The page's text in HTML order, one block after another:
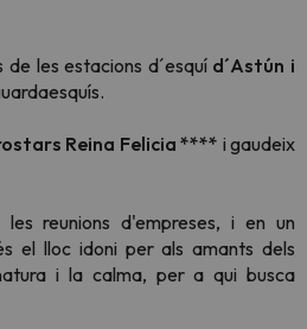
les estacions d´esquí d´Astún i
Reina Felicia **** i gaudeix
reunions d'empreses, i en un
el lloc idoni per als amants dels
i la calma, per a qui busca